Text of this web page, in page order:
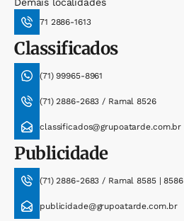
71 2886-1613
Classificados
(71) 99965-8961
(71) 2886-2683 / Ramal 8526
classificados@grupoatarde.com.br
Publicidade
(71) 2886-2683 / Ramal 8585 | 8586
publicidade@grupoatarde.com.br